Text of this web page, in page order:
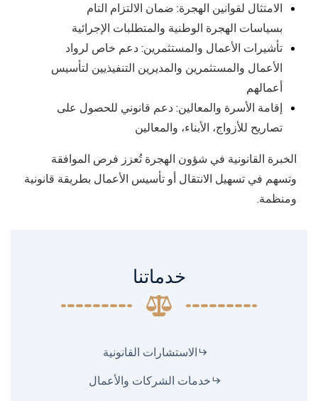
الامتثال لقوانين الهجرة: ضمان الالتزام التام
بسياسات الهجرة الوطنية والمتطلبات الإجرائية
تأشيرات الأعمال والمستثمرين: دعم خاص لرواد
الأعمال والمستثمرين والمديرين التنفيذيين لتأسيس
أعمالهم
إقامة الأسرة والمعالين: دعم قانوني للحصول على
تصاريح للأزواج، الأبناء، والمعالين
الخبرة القانونية في شؤون الهجرة تُعزز فرص الموافقة
وتسهم في تسهيل الانتقال أو تأسيس الأعمال بطريقة قانونية
ومنظمة.
خدماتنا
الاستشارات القانونية
خدمات الشركات والأعمال